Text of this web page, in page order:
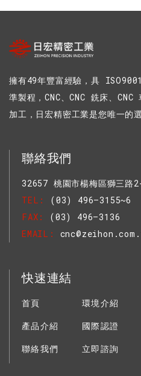
擁有49年豐富經驗，具
準製程，CNC、CNC 銑床、CNC
加工，日宏精密工業是您唯一的選
聯絡我們
32657 桃園市楊梅區獅三路
TEL
(03) 496–3155~6
FAX
(03) 496–3136
EMAIL
快速連結
首頁 環境介紹
產品介紹
國際認證
聯絡我們
立即諮詢